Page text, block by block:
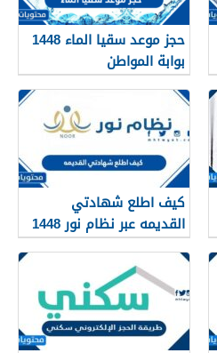
حجز موعد سقيا الماء 1448
بوابة المواطن
كيف اطلع شهادتي
القديمه عبر نظام نور 1448